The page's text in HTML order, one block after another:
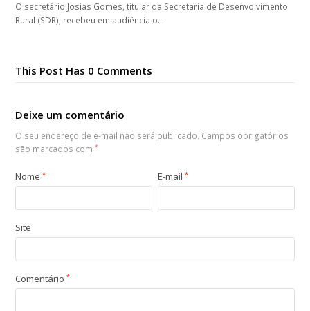
O secretário Josias Gomes, titular da Secretaria de Desenvolvimento
Rural (SDR), recebeu em audiência o…
This Post Has 0 Comments
Deixe um comentário
O seu endereço de e-mail não será publicado. Campos obrigatórios
são marcados com*
Nome* E-mail*
Site
Comentário*